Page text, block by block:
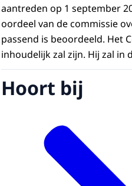
aantreden op 1 september
oordeel van de commissie
passend is beoordeeld. Het
inhoudelijk zal zijn. Hij zal in
Hoort bij